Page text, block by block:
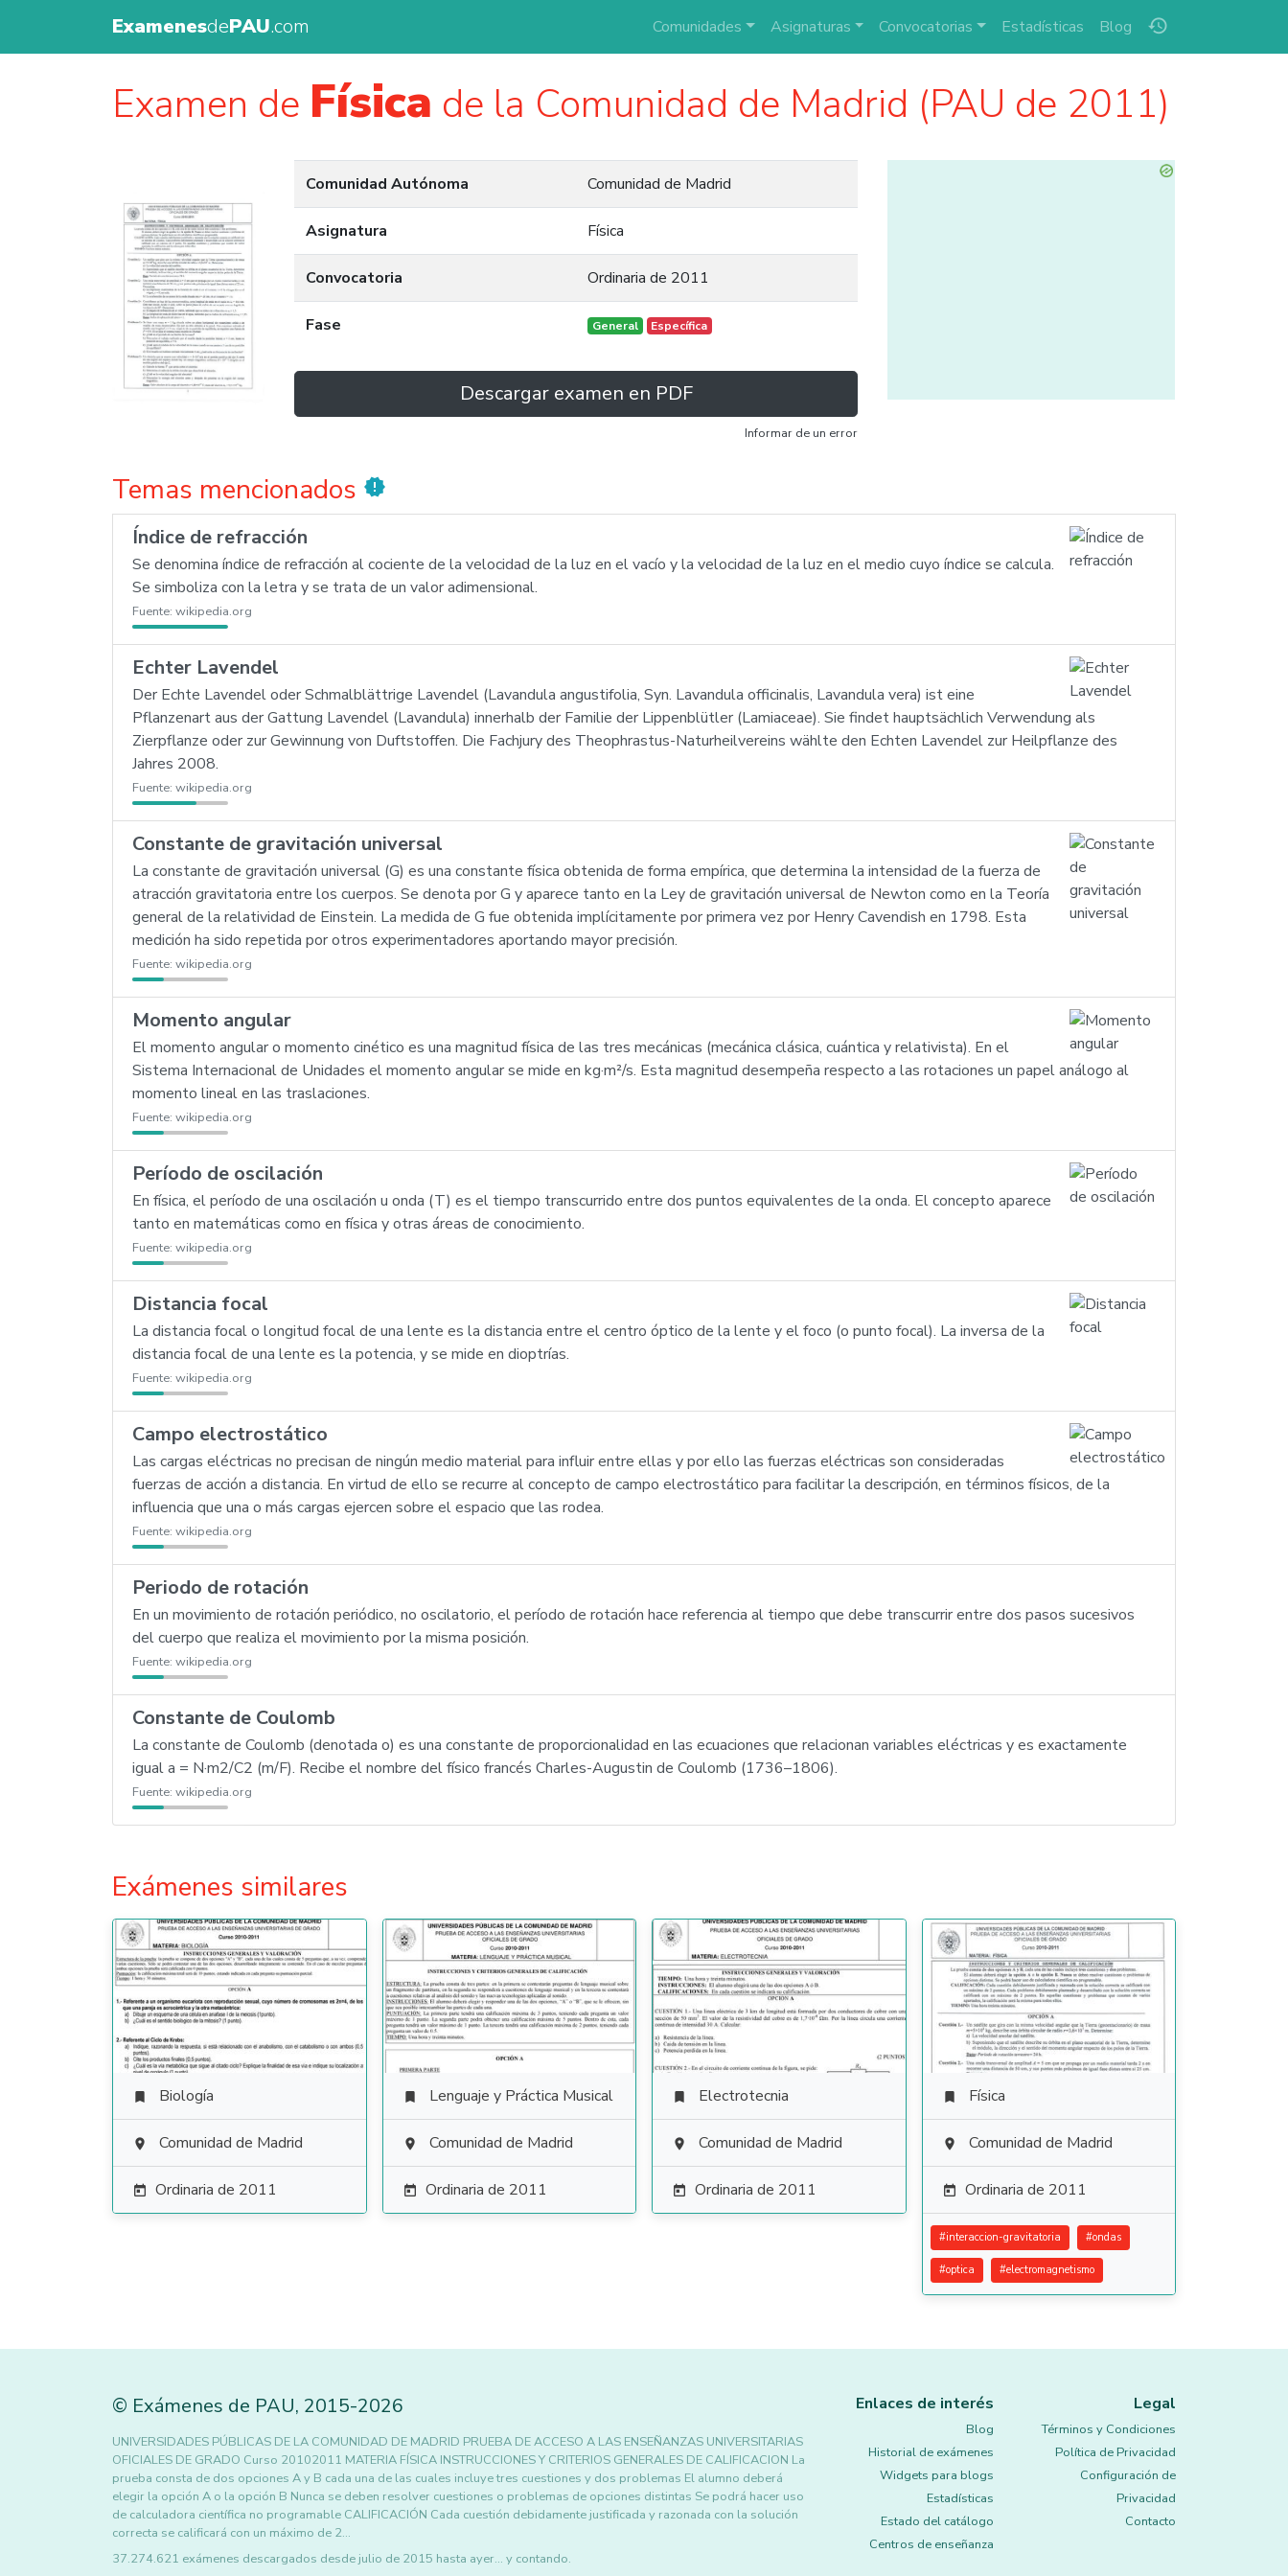
ExamenesdePAU.com history
Comunidades Asignaturas Convocatorias Estadísticas Blog
Examen de Física de la Comunidad de Madrid (PAU de 2011)
Comunidad Autónoma Comunidad de Madrid
Asignatura Física
Convocatoria Ordinaria de 2011
Fase General Específica
Descargar examen en PDF
Informar de un error
Temas mencionados new_releases
Índice de refracción
Se denomina índice de refracción al cociente de la velocidad de la luz en el vacío y la velocidad de la luz en el medio cuyo índice se calcula.
Se simboliza con la letra y se trata de un valor adimensional.
Fuente: wikipedia.org
Echter Lavendel
Der Echte Lavendel oder Schmalblättrige Lavendel (Lavandula angustifolia, Syn. Lavandula officinalis, Lavandula vera) ist eine
Pflanzenart aus der Gattung Lavendel (Lavandula) innerhalb der Familie der Lippenblütler (Lamiaceae). Sie findet hauptsächlich Verwendung als
Zierpflanze oder zur Gewinnung von Duftstoffen. Die Fachjury des Theophrastus-Naturheilvereins wählte den Echten Lavendel zur Heilpflanze des
Jahres 2008.
Fuente: wikipedia.org
Constante de gravitación universal
La constante de gravitación universal (G) es una constante física obtenida de forma empírica, que determina la intensidad de la fuerza de
atracción gravitatoria entre los cuerpos. Se denota por G y aparece tanto en la Ley de gravitación universal de Newton como en la Teoría
general de la relatividad de Einstein. La medida de G fue obtenida implícitamente por primera vez por Henry Cavendish en 1798. Esta
medición ha sido repetida por otros experimentadores aportando mayor precisión.
Fuente: wikipedia.org
Momento angular
El momento angular o momento cinético es una magnitud física de las tres mecánicas (mecánica clásica, cuántica y relativista). En el
Sistema Internacional de Unidades el momento angular se mide en kg·m²/s. Esta magnitud desempeña respecto a las rotaciones un papel análogo al
momento lineal en las traslaciones.
Fuente: wikipedia.org
Período de oscilación
En física, el período de una oscilación u onda (T) es el tiempo transcurrido entre dos puntos equivalentes de la onda. El concepto aparece
tanto en matemáticas como en física y otras áreas de conocimiento.
Fuente: wikipedia.org
Distancia focal
La distancia focal o longitud focal de una lente es la distancia entre el centro óptico de la lente y el foco (o punto focal). La inversa de la
distancia focal de una lente es la potencia, y se mide en dioptrías.
Fuente: wikipedia.org
Campo electrostático
Las cargas eléctricas no precisan de ningún medio material para influir entre ellas y por ello las fuerzas eléctricas son consideradas
fuerzas de acción a distancia. En virtud de ello se recurre al concepto de campo electrostático para facilitar la descripción, en términos físicos, de la
influencia que una o más cargas ejercen sobre el espacio que las rodea.
Fuente: wikipedia.org
Periodo de rotación
En un movimiento de rotación periódico, no oscilatorio, el período de rotación hace referencia al tiempo que debe transcurrir entre dos pasos sucesivos
del cuerpo que realiza el movimiento por la misma posición.
Fuente: wikipedia.org
Constante de Coulomb
La constante de Coulomb (denotada o) es una constante de proporcionalidad en las ecuaciones que relacionan variables eléctricas y es exactamente
igual a = N·m2/C2 (m/F). Recibe el nombre del físico francés Charles-Augustin de Coulomb (1736–1806).
Fuente: wikipedia.org
Exámenes similares
 Biología
 Comunidad de Madrid
 Ordinaria de 2011
 Lenguaje y Práctica Musical
 Comunidad de Madrid
 Ordinaria de 2011
 Electrotecnia
 Comunidad de Madrid
 Ordinaria de 2011
 Física
 Comunidad de Madrid
 Ordinaria de 2011
#interaccion-gravitatoria #ondas
#optica #electromagnetismo
© Exámenes de PAU, 2015-2026
UNIVERSIDADES PÚBLICAS DE LA COMUNIDAD DE MADRID PRUEBA DE ACCESO A LAS ENSEÑANZAS UNIVERSITARIAS
OFICIALES DE GRADO Curso 20102011 MATERIA FÍSICA INSTRUCCIONES Y CRITERIOS GENERALES DE CALIFICACION La
prueba consta de dos opciones A y B cada una de las cuales incluye tres cuestiones y dos problemas El alumno deberá
elegir la opción A o la opción B Nunca se deben resolver cuestiones o problemas de opciones distintas Se podrá hacer uso
de calculadora científica no programable CALIFICACIÓN Cada cuestión debidamente justificada y razonada con la solución
correcta se calificará con un máximo de 2…
37.274.621 exámenes descargados desde julio de 2015 hasta ayer... y contando.
Enlaces de interés
Blog
Historial de exámenes
Widgets para blogs
Estadísticas
Estado del catálogo
Centros de enseñanza
Legal
Términos y Condiciones
Política de Privacidad
Configuración de
Privacidad
Contacto